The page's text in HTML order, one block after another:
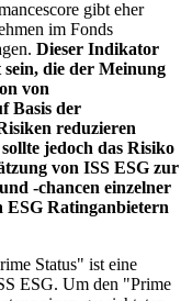
gibt eher
im Fonds
Dieser Indikator
die der Meinung
von
Basis der
reduzieren
jedoch das Risiko
von ISS ESG zur
-chancen einzelner
ESG Ratinganbietern
Status" ist eine
ESG. Um den "Prime